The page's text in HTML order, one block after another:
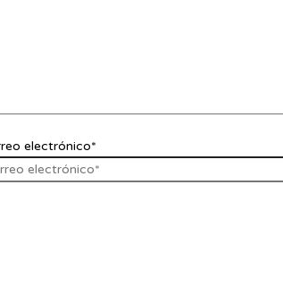
electrónico*